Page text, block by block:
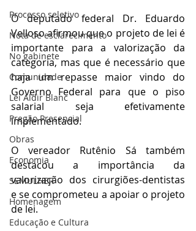
Processo seletivo
Nota de esclarecimento
No gabinete
Comunidade
Lei Aldir Blanc
Pregão Presencial
Obras
Economia
SEMULHER
Homenagem
Educação e Cultura
O deputado federal Dr. Eduardo
Velloso afirmou que o projeto de lei é
importante para a valorização da
categoria, mas que é necessário que
haja um repasse maior vindo do
Governo Federal para que o piso
salarial seja efetivamente
implementado.
O vereador Rutênio Sá também
destacou a importância da
valorização dos cirurgiões-dentistas
e se comprometeu a apoiar o projeto
de lei.